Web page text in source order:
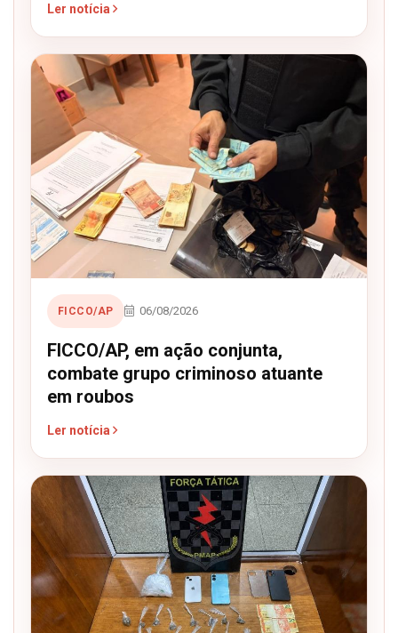
Ler notícia
FICCO/AP 06/08/2026
FICCO/AP, em ação conjunta,
combate grupo criminoso atuante
em roubos
Ler notícia